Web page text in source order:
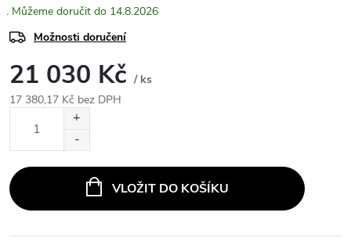
14.8.2026
Možnosti doručení
21 030 Kč / ks
17 380,17 Kč bez DPH
VLOŽIT DO KOŠÍKU